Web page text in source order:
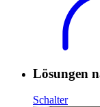
Lösungen
Schalter